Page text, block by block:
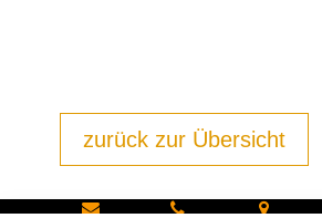
zurück zur Übersicht